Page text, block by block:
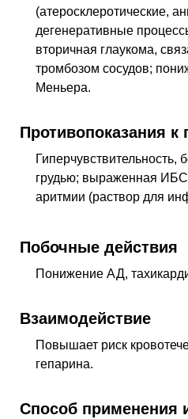
(атеросклеротические,
дегенеративные
вторичная глаукома,
тромбозом сосудов;
Меньера.
Противопоказания
Гиперчувствительность,
грудью; выраженная
аритмии (раствор для
Побочные действия
Понижение АД,
Взаимодействие
Повышает риск
гепарина.
Способ применения